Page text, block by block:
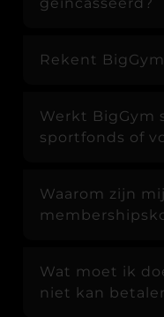
Rekent
Werkt BigGym
sportfonds of
Waarom zijn
Wat moet ik
niet kan